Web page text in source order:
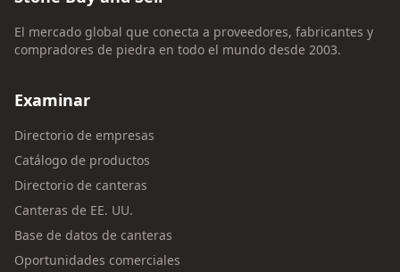
El mercado global que conecta a proveedores, fabricantes y
compradores de piedra en todo el mundo desde 2003.
Examinar
Directorio de empresas
Catálogo de productos
Directorio de canteras
Canteras de EE. UU.
Base de datos de canteras
Oportunidades comerciales